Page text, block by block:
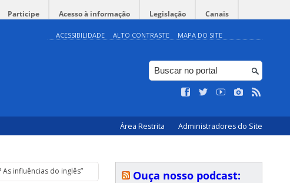
Participe Acesso à informação Legislação Canais
ACESSIBILIDADE ALTO CONTRASTE MAPA DO SITE
Área Restrita Administradores do Site
influências do inglês” Ouça nosso podcast: